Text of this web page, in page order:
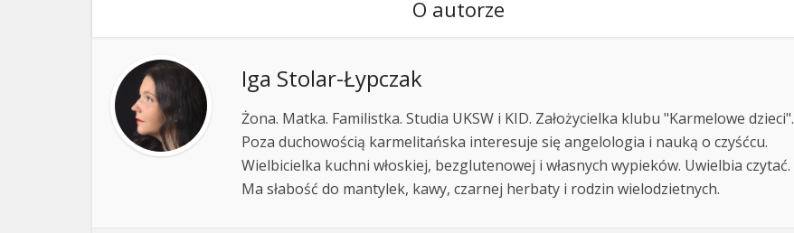
O autorze
Iga Stolar-Łypczak
Żona. Matka. Familistka. Studia UKSW i KID. Założycielka klubu "Karmelowe dzieci".
Poza duchowością karmelitańska interesuje się angelologia i nauką o czyśćcu.
Wielbicielka kuchni włoskiej, bezglutenowej i własnych wypieków. Uwielbia czytać.
Ma słabość do mantylek, kawy, czarnej herbaty i rodzin wielodzietnych.